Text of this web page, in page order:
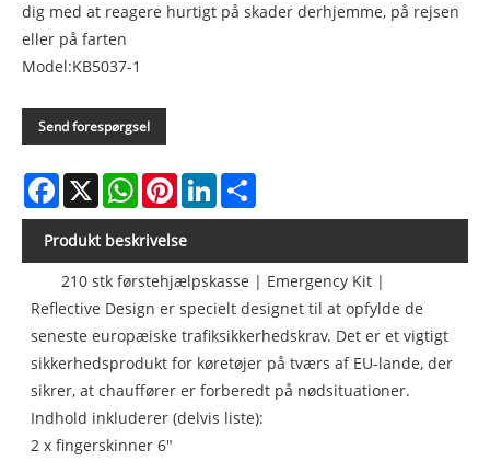
dig med at reagere hurtigt på skader derhjemme, på rejsen
eller på farten
Model:KB5037-1
Send forespørgsel
Facebook
X WhatsAppPinterestLinkedIn
Produkt beskrivelse
210 stk førstehjælpskasse | Emergency Kit |
Reflective Design er specielt designet til at opfylde de
seneste europæiske trafiksikkerhedskrav. Det er et vigtigt
sikkerhedsprodukt for køretøjer på tværs af EU-lande, der
sikrer, at chauffører er forberedt på nødsituationer.
Indhold inkluderer (delvis liste):
2 x fingerskinner 6"